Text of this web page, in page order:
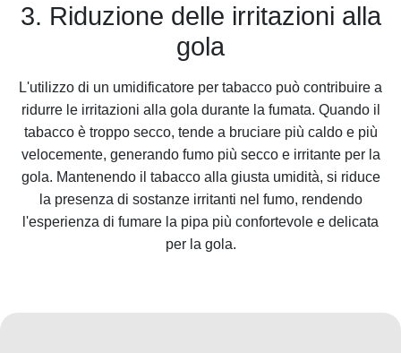
3. Riduzione delle irritazioni alla
gola
L'utilizzo di un umidificatore per tabacco può contribuire a
ridurre le irritazioni alla gola durante la fumata. Quando il
tabacco è troppo secco, tende a bruciare più caldo e più
velocemente, generando fumo più secco e irritante per la
gola. Mantenendo il tabacco alla giusta umidità, si riduce
la presenza di sostanze irritanti nel fumo, rendendo
l'esperienza di fumare la pipa più confortevole e delicata
per la gola.